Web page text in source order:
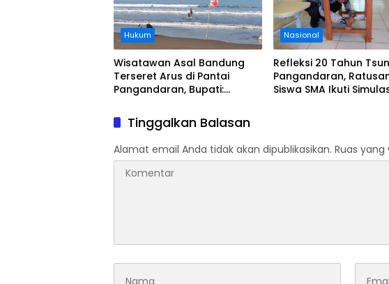
Hukum
Wisatawan Asal Bandung
Terseret Arus di Pantai
Pangandaran, Bupati:
Aturan
Nasional
Refleksi 20 Tahun
Pangandaran,
Siswa SMA Ikuti
Tinggalkan Balasan
Alamat email Anda tidak akan dipublikasikan. Ruas